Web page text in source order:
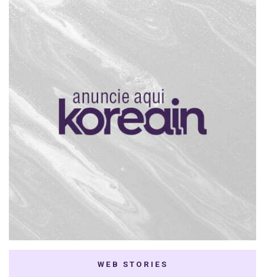
WEB STORIES
7 K-dramas Enemies
Thai Dramas com